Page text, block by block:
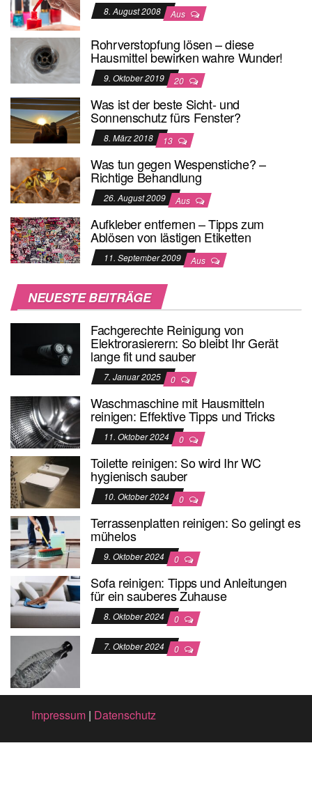
8. August 2008 Aus
Rohrverstopfung lösen – diese
Hausmittel bewirken wahre Wunder!
9. Oktober 2019 20
Was ist der beste Sicht- und
Sonnenschutz fürs Fenster?
8. März 2018 13
Was tun gegen Wespenstiche? –
Richtige Behandlung
26. August 2009 Aus
Aufkleber entfernen – Tipps zum
Ablösen von lästigen Etiketten
11. September 2009 Aus
NEUESTE BEITRÄGE
Fachgerechte Reinigung von
Elektrorasierern: So bleibt Ihr Gerät
lange fit und sauber
7. Januar 2025 0
Waschmaschine mit Hausmitteln
reinigen: Effektive Tipps und Tricks
11. Oktober 2024 0
Toilette reinigen: So wird Ihr WC
hygienisch sauber
10. Oktober 2024 0
Terrassenplatten reinigen: So gelingt es
mühelos
9. Oktober 2024 0
Sofa reinigen: Tipps und Anleitungen
für ein sauberes Zuhause
8. Oktober 2024 0
7. Oktober 2024 0
Impressum | Datenschutz